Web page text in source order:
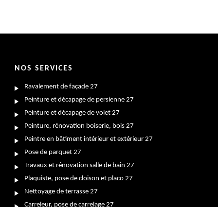
NOS SERVICES
Ravalement de façade 27
Peinture et décapage de persienne 27
Peinture et décapage de volet 27
Peinture, rénovation boiserie, bois 27
Peintre en bâtiment intérieur et extérieur 27
Pose de parquet 27
Travaux et rénovation salle de bain 27
Plaquiste, pose de cloison et placo 27
Nettoyage de terrasse 27
Carreleur, pose de carrelage 27